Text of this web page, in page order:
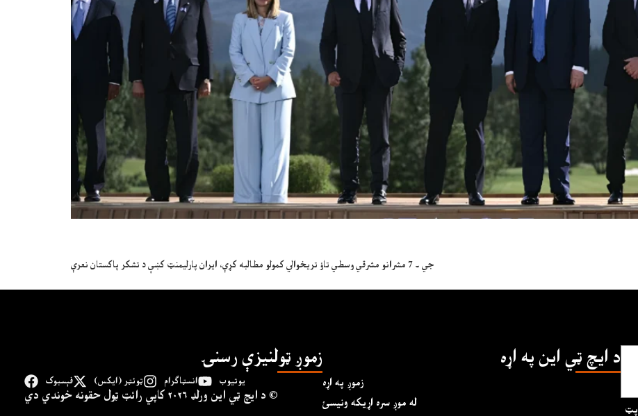
جي ۔ 7 مشرانو مشرقي وسطي تاؤ تريخوالي کمولو مطالبه کړې، ايران پارليمنټ کښې د تشکر پاکستان نعرې
د ايچ ټي اين په اړه
زموږ په اړه
له موږ سره اړیکه ونیسئ
زموږ ټولنیزې رسنۍ
فېسبوک ټوئټر (ایکس) انسټاګرام یوتیوب
د ايچ ټي اين وﺭلډ ۲۰۲۶ کاپي ﺭائټ ټول حقونه خوندي دي ©